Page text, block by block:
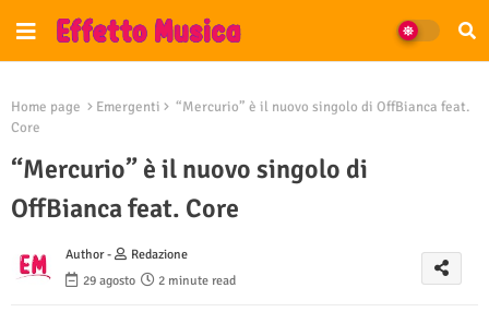
Home page Emergenti
“Mercurio” è il nuovo singolo di OffBianca feat.
Core
“Mercurio” è il nuovo singolo di
OffBianca feat. Core
Author -
Redazione
29 agosto
2 minute read